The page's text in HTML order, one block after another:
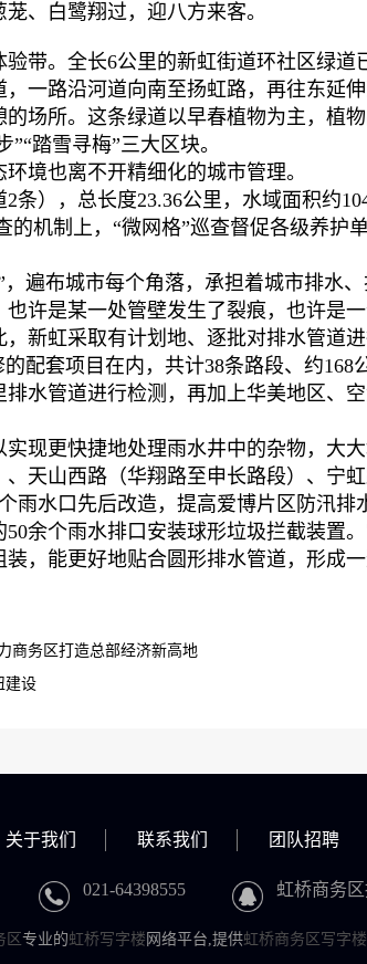
、白鹭翔过，迎八方来客。
。全长6公里的新虹街道环社区绿道
一路沿河道向南至扬虹路，再往东延伸
场所。这条绿道以早春植物为主，植
踏雪寻梅”三大区块。
也离不开精细化的城市管理。
），总长度23.36公里，水域面积约
的机制上，“微网格”巡查督促各级养护
布城市每个角落，承担着城市排水、
许是某一处管壁发生了裂痕，也许是一
新虹采取有计划地、逐批对排水管道进
套项目在内，共计38条路段、约168
水管道进行检测，再加上华美地区、
现更快捷地处理雨水井中的杂物，大
天山西路（华翔路至申长路段）、宁
雨水口先后改造，提高爱博片区防汛排
余个雨水排口安装球形垃圾拦截装置
，能更好地贴合圆形排水管道，形成
商务区打造总部经济新高地
建设
关于我们 联系我们 团队招聘
021-64398555 虹桥商务
区专业的虹桥写字楼 网络平台,提供虹桥商务区写字楼